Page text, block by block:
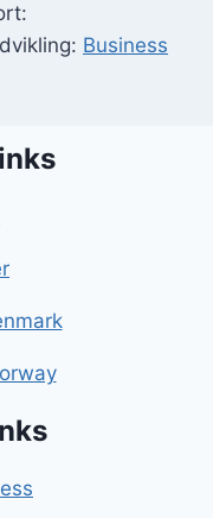
Business